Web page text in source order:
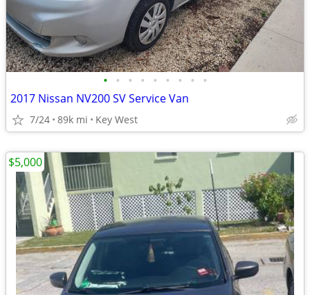
• • • • • • • • •
2017 Nissan NV200 SV Service Van
7/24 89k mi Key West
$5,000